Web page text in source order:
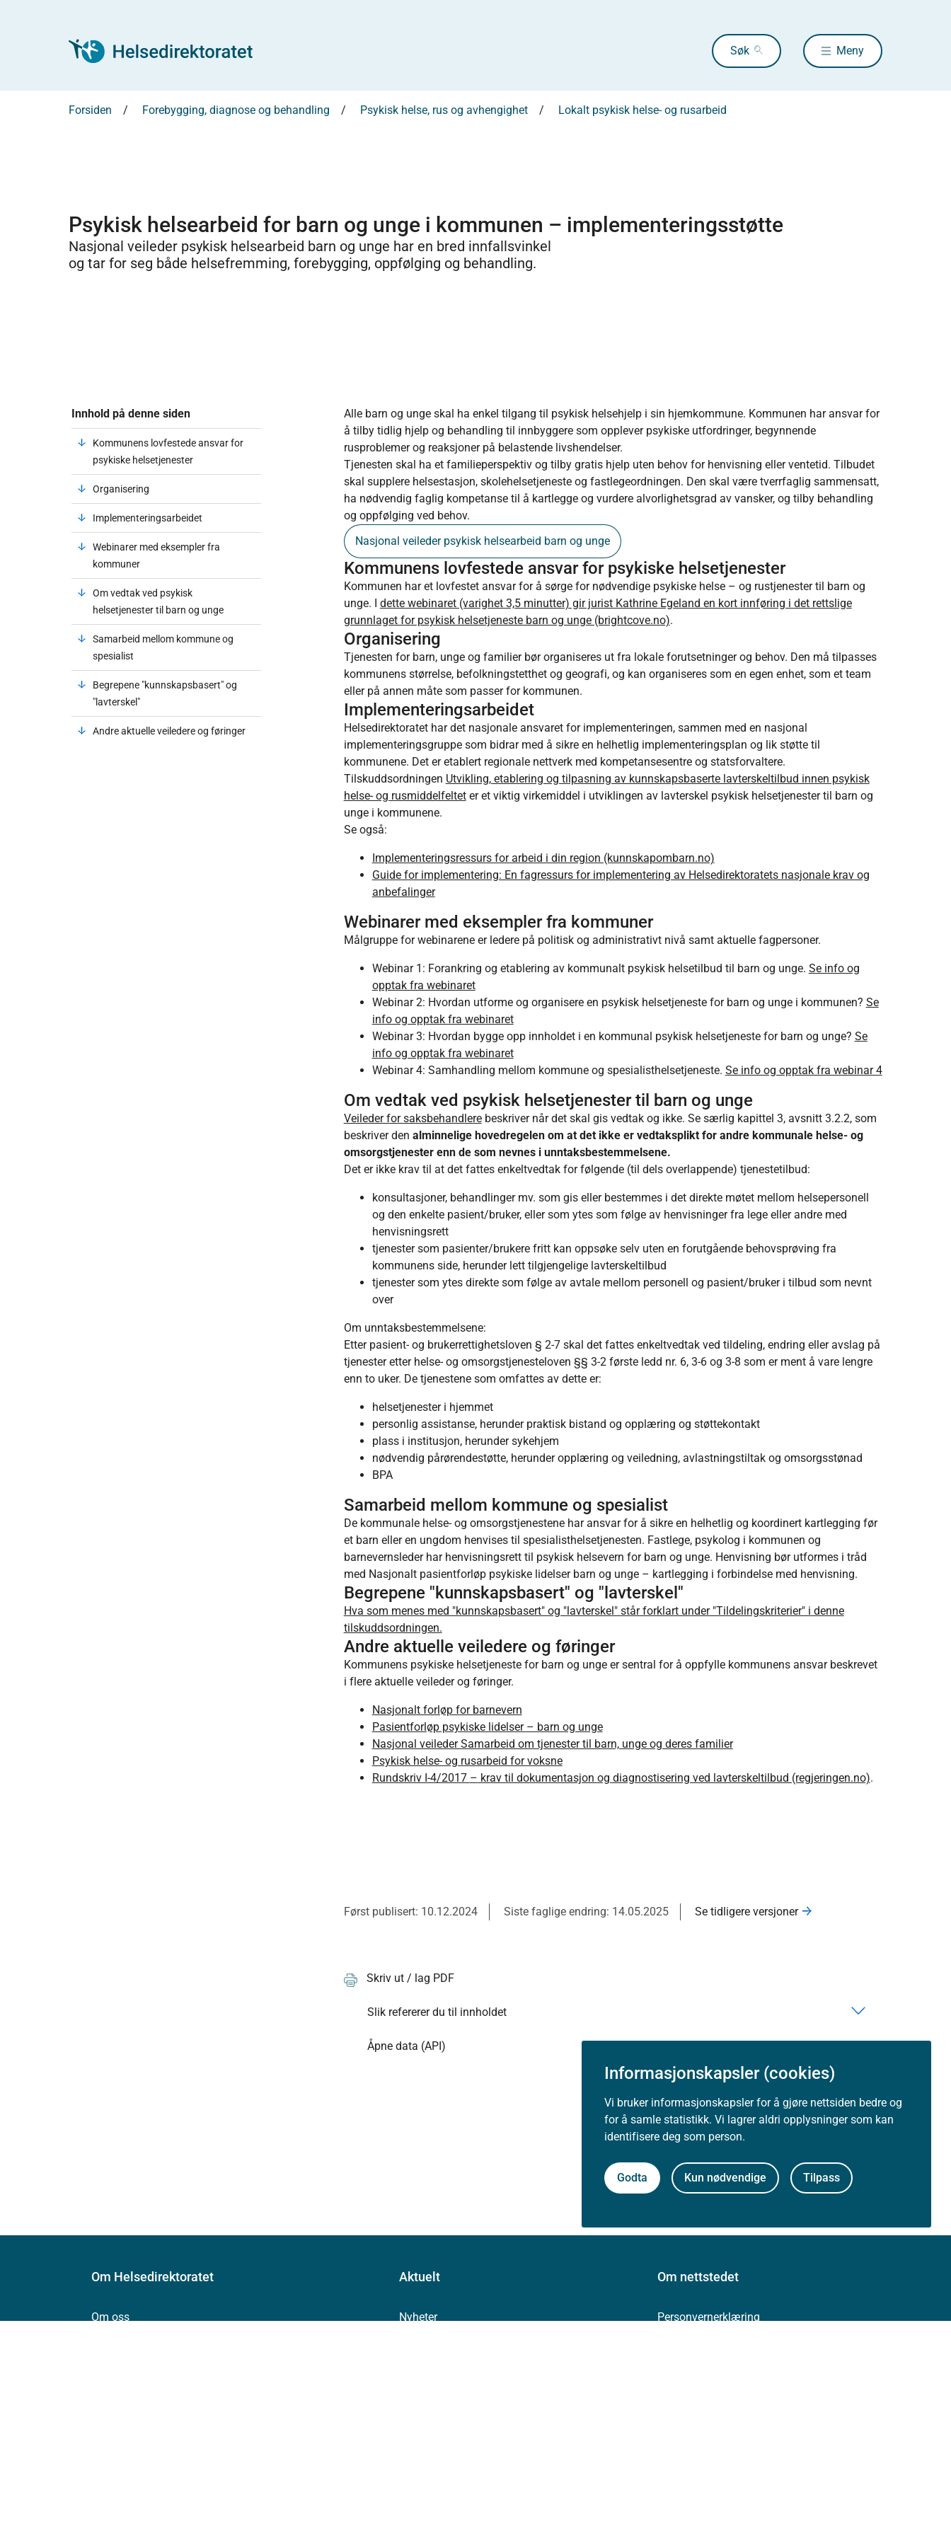
Informasjonskapsler (cookies)
Vi bruker informasjonskapsler for å gjøre nettsiden bedre og
for å samle statistikk. Vi lagrer aldri opplysninger som kan
identifisere deg som person.
Godta Kun nødvendige Tilpass
Søk Meny
Forsiden Forebygging, diagnose og behandling Psykisk helse, rus og avhengighet Lokalt psykisk helse- og rusarbeid
Psykisk helsearbeid for barn og unge i kommunen – implementeringsstøtte
Nasjonal veileder psykisk helsearbeid barn og unge har en bred innfallsvinkel
og tar for seg både helsefremming, forebygging, oppfølging og behandling.
Innhold på denne siden
Kommunens lovfestede ansvar for
psykiske helsetjenester
Organisering
Implementeringsarbeidet
Webinarer med eksempler fra
kommuner
Om vedtak ved psykisk
helsetjenester til barn og unge
Samarbeid mellom kommune og
spesialist
Begrepene "kunnskapsbasert" og
"lavterskel"
Andre aktuelle veiledere og føringer
Alle barn og unge skal ha enkel tilgang til psykisk helsehjelp i sin hjemkommune. Kommunen har ansvar for
å tilby tidlig hjelp og behandling til innbyggere som opplever psykiske utfordringer, begynnende
rusproblemer og reaksjoner på belastende livshendelser.
Tjenesten skal ha et familieperspektiv og tilby gratis hjelp uten behov for henvisning eller ventetid. Tilbudet
skal supplere helsestasjon, skolehelsetjeneste og fastlegeordningen. Den skal være tverrfaglig sammensatt,
ha nødvendig faglig kompetanse til å kartlegge og vurdere alvorlighetsgrad av vansker, og tilby behandling
og oppfølging ved behov.
Nasjonal veileder psykisk helsearbeid barn og unge
Kommunens lovfestede ansvar for psykiske helsetjenester
Kommunen har et lovfestet ansvar for å sørge for nødvendige psykiske helse – og rustjenester til barn og
unge. I dette webinaret (varighet 3,5 minutter) gir jurist Kathrine Egeland en kort innføring i det rettslige
grunnlaget for psykisk helsetjeneste barn og unge (brightcove.no).
Organisering
Tjenesten for barn, unge og familier bør organiseres ut fra lokale forutsetninger og behov. Den må tilpasses
kommunens størrelse, befolkningstetthet og geografi, og kan organiseres som en egen enhet, som et team
eller på annen måte som passer for kommunen.
Implementeringsarbeidet
Helsedirektoratet har det nasjonale ansvaret for implementeringen, sammen med en nasjonal
implementeringsgruppe som bidrar med å sikre en helhetlig implementeringsplan og lik støtte til
kommunene. Det er etablert regionale nettverk med kompetansesentre og statsforvaltere.
Tilskuddsordningen Utvikling, etablering og tilpasning av kunnskapsbaserte lavterskeltilbud innen psykisk
helse- og rusmiddelfelteter et viktig virkemiddel i utviklingen av lavterskel psykisk helsetjenester til barn og
unge i kommunene.
Se også:
Implementeringsressurs for arbeid i din region (kunnskapombarn.no)
Guide for implementering: En fagressurs for implementering av Helsedirektoratets nasjonale krav og
anbefalinger
Webinarer med eksempler fra kommuner
Målgruppe for webinarene er ledere på politisk og administrativt nivå samt aktuelle fagpersoner.
Webinar 1: Forankring og etablering av kommunalt psykisk helsetilbud til barn og unge. Se info og
opptak fra webinaret
Webinar 2: Hvordan utforme og organisere en psykisk helsetjeneste for barn og unge i kommunen? Se
info og opptak fra webinaret
Webinar 3: Hvordan bygge opp innholdet i en kommunal psykisk helsetjeneste for barn og unge? Se
info og opptak fra webinaret
Webinar 4: Samhandling mellom kommune og spesialisthelsetjeneste. Se info og opptak fra webinar 4
Om vedtak ved psykisk helsetjenester til barn og unge
Veileder for saksbehandlerebeskriver når det skal gis vedtak og ikke. Se særlig kapittel 3, avsnitt 3.2.2, som
beskriver den alminnelige hovedregelen om at det ikke er vedtaksplikt for andre kommunale helse- og
omsorgstjenester enn de som nevnes i unntaksbestemmelsene.
Det er ikke krav til at det fattes enkeltvedtak for følgende (til dels overlappende) tjenestetilbud:
konsultasjoner, behandlinger mv. som gis eller bestemmes i det direkte møtet mellom helsepersonell
og den enkelte pasient/bruker, eller som ytes som følge av henvisninger fra lege eller andre med
henvisningsrett
tjenester som pasienter/brukere fritt kan oppsøke selv uten en forutgående behovsprøving fra
kommunens side, herunder lett tilgjengelige lavterskeltilbud
tjenester som ytes direkte som følge av avtale mellom personell og pasient/bruker i tilbud som nevnt
over
Om unntaksbestemmelsene:
Etter pasient- og brukerrettighetsloven § 2-7 skal det fattes enkeltvedtak ved tildeling, endring eller avslag på
tjenester etter helse- og omsorgstjenesteloven §§ 3-2 første ledd nr. 6, 3-6 og 3-8 som er ment å vare lengre
enn to uker. De tjenestene som omfattes av dette er:
helsetjenester i hjemmet
personlig assistanse, herunder praktisk bistand og opplæring og støttekontakt
plass i institusjon, herunder sykehjem
nødvendig pårørendestøtte, herunder opplæring og veiledning, avlastningstiltak og omsorgsstønad
BPA
Samarbeid mellom kommune og spesialist
De kommunale helse- og omsorgstjenestene har ansvar for å sikre en helhetlig og koordinert kartlegging før
et barn eller en ungdom henvises til spesialisthelsetjenesten. Fastlege, psykolog i kommunen og
barnevernsleder har henvisningsrett til psykisk helsevern for barn og unge. Henvisning bør utformes i tråd
med Nasjonalt pasientforløp psykiske lidelser barn og unge – kartlegging i forbindelse med henvisning.
Begrepene "kunnskapsbasert" og "lavterskel"
Hva som menes med "kunnskapsbasert" og "lavterskel" står forklart under "Tildelingskriterier" i denne
tilskuddsordningen.
Andre aktuelle veiledere og føringer
Kommunens psykiske helsetjeneste for barn og unge er sentral for å oppfylle kommunens ansvar beskrevet
i flere aktuelle veileder og føringer.
Nasjonalt forløp for barnevern
Pasientforløp psykiske lidelser – barn og unge
Nasjonal veileder Samarbeid om tjenester til barn, unge og deres familier
Psykisk helse- og rusarbeid for voksne
Rundskriv I-4/2017 – krav til dokumentasjon og diagnostisering ved lavterskeltilbud (regjeringen.no).
Først publisert: 10.12.2024 Siste faglige endring: 14.05.2025 Se tidligere versjoner
Skriv ut / lag PDF
Slik refererer du til innholdet
Åpne data (API)
Om Helsedirektoratet
Om oss
Aktuelt
Nyheter
Om nettstedet
Personvernerklæring